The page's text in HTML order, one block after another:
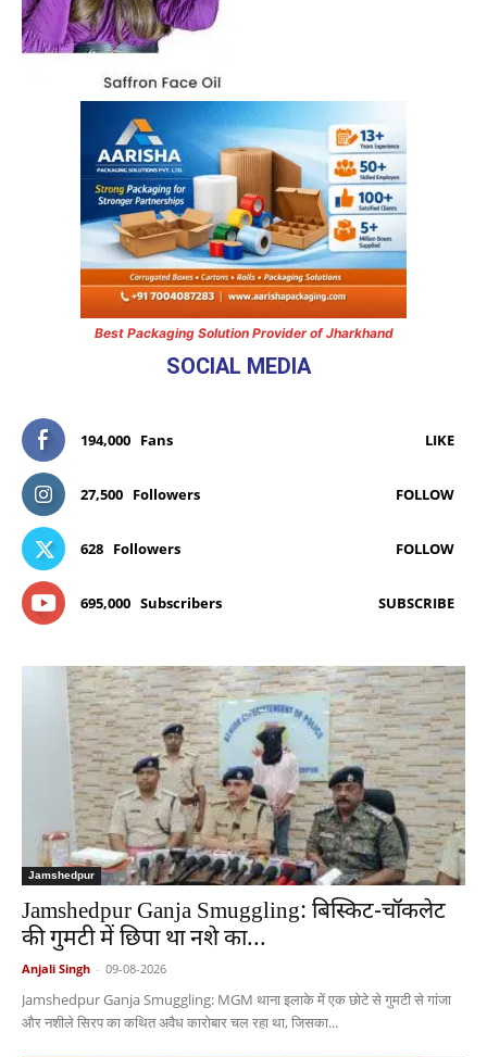
Best Packaging Solution Provider of Jharkhand
SOCIAL MEDIA
194,000 Fans LIKE
27,500 Followers FOLLOW
628 Followers FOLLOW
695,000 Subscribers SUBSCRIBE
Jamshedpur
Jamshedpur Ganja Smuggling: बिस्किट-चॉकलेट
की गुमटी में छिपा था नशे का...
Anjali Singh - 09-08-2026
Jamshedpur Ganja Smuggling: MGM थाना इलाके में एक छोटे से गुमटी से गांजा
और नशीले सिरप का कथित अवैध कारोबार चल रहा था, जिसका...